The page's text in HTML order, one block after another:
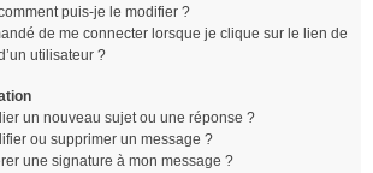
puis-je le modifier ?
de me connecter lorsque je clique sur le lien de
utilisateur ?
un nouveau sujet ou une réponse ?
ou supprimer un message ?
une signature à mon message ?